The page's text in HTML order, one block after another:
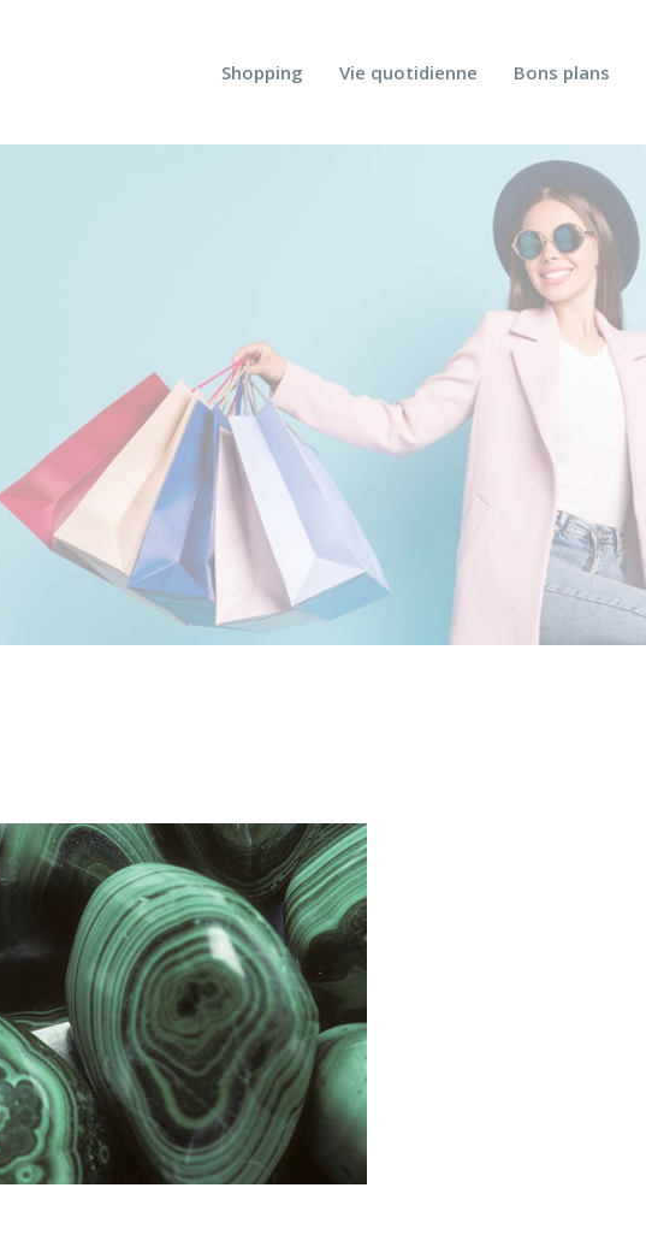
Shopping Vie quotidienne Bons plans